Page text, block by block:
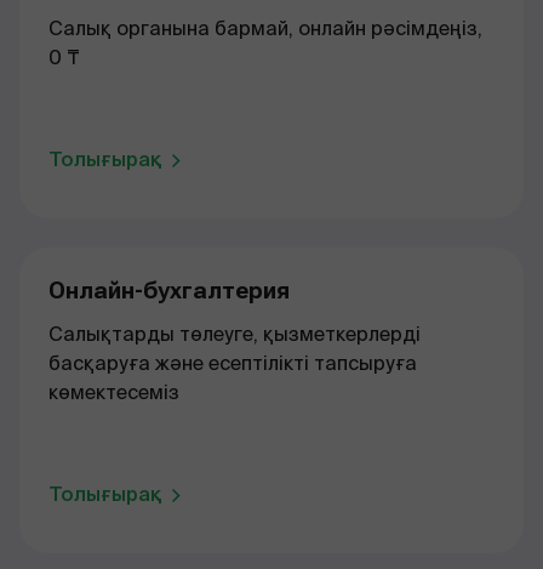
Салық органына бармай, онлайн рәсімдеңіз,
0 ₸
Толығырақ
Онлайн-бухгалтерия
Салықтарды төлеуге, қызметкерлерді
басқаруға және есептілікті тапсыруға
көмектесеміз
Толығырақ